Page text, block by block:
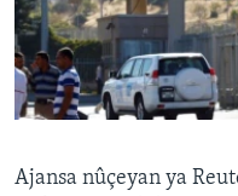
ÇAND Û HUNER
SERNIVÎS
SORANÎ
Learning English
Ajansa nûçeyan ya